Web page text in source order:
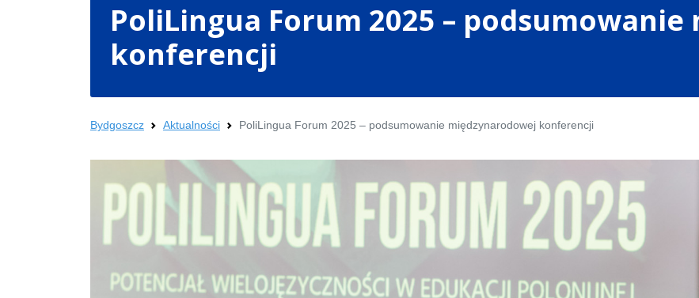
PoliLingua Forum 2025 –
konferencji
Bydgoszcz Aktualności PoliLingua Forum 2025 – podsumowanie międzynarodowej konferencji